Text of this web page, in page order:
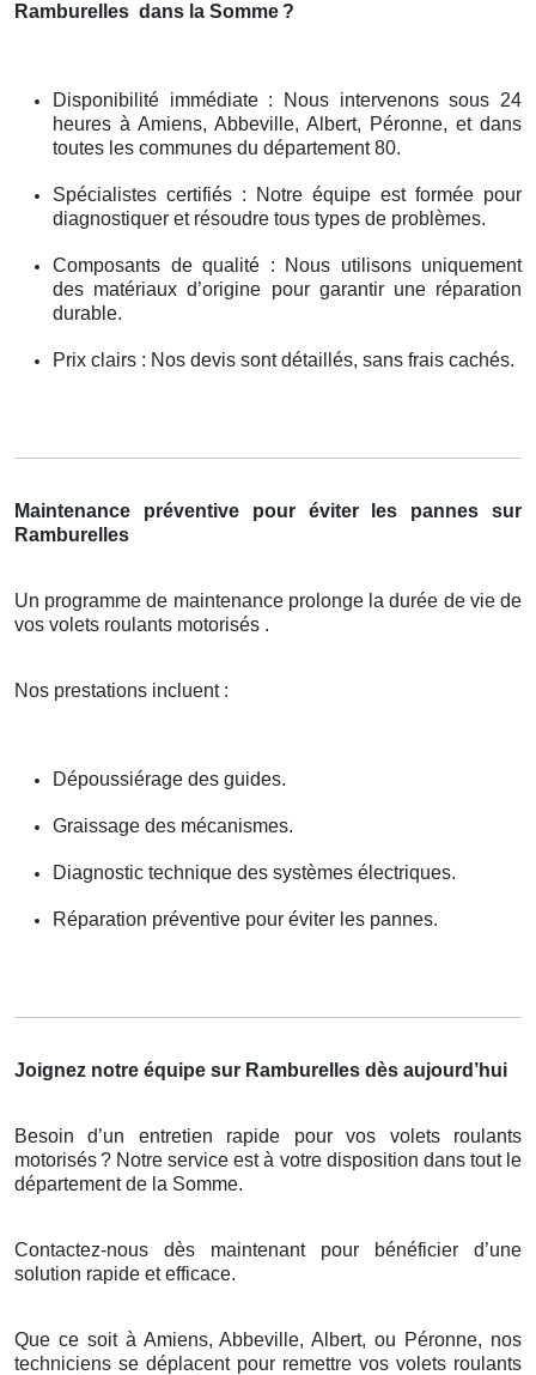
Ramburelles dans la Somme ?
Disponibilité immédiate : Nous intervenons sous 24
heures à Amiens, Abbeville, Albert, Péronne, et dans
toutes les communes du département 80.
Spécialistes certifiés : Notre équipe est formée pour
diagnostiquer et résoudre tous types de problèmes.
Composants de qualité : Nous utilisons uniquement
des matériaux d’origine pour garantir une réparation
durable.
Prix clairs : Nos devis sont détaillés, sans frais cachés.
Maintenance préventive pour éviter les pannes sur
Ramburelles
Un programme de maintenance prolonge la durée de vie de
vos volets roulants motorisés .
Nos prestations incluent :
Dépoussiérage des guides.
Graissage des mécanismes.
Diagnostic technique des systèmes électriques.
Réparation préventive pour éviter les pannes.
Joignez notre équipe sur Ramburelles dès aujourd’hui
Besoin d’un entretien rapide pour vos volets roulants
motorisés? Notre service està votre disposition dans tout le
département de la Somme.
Contactez-nous dès maintenant pour bénéficier d’une
solution rapide et efficace.
Que ce soit à Amiens, Abbeville, Albert, ou Péronne, nos
techniciens se déplacent pour remettre vos volets roulants